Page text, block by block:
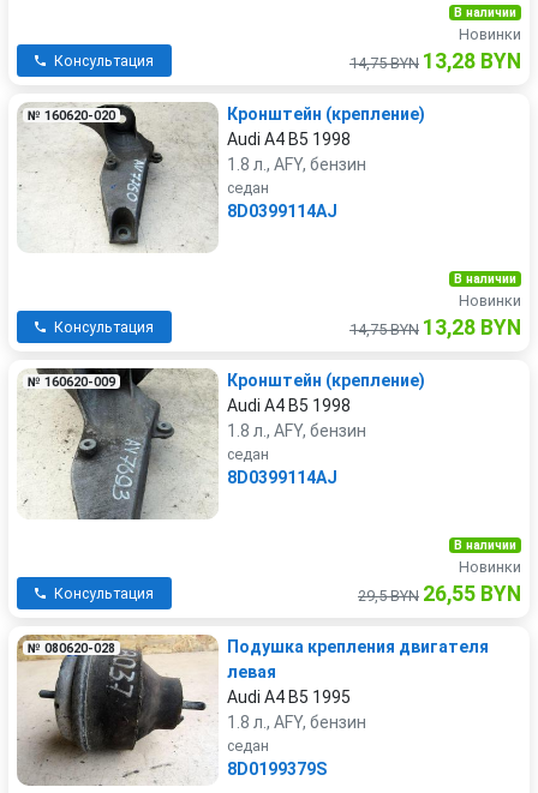
Консультация
В наличии
Новинки
14,75 BYN 13,28 BYN
№ 160620-020
Кронштейн (крепление)
Audi A4 B5 1998
1.8 л., AFY, бензин
седан
8D0399114AJ
Консультация
В наличии
Новинки
14,75 BYN 13,28 BYN
№ 160620-009
Кронштейн (крепление)
Audi A4 B5 1998
1.8 л., AFY, бензин
седан
8D0399114AJ
Консультация
В наличии
Новинки
29,5 BYN 26,55 BYN
№ 080620-028
Подушка крепления двигателя
левая
Audi A4 B5 1995
1.8 л., AFY, бензин
седан
8D0199379S